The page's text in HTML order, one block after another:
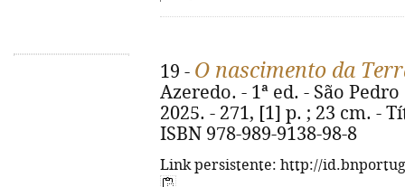
19 - O nascimento da
Azeredo. - 1ª ed. - São
2025. - 271, [1] p. ; 23 cm. -
ISBN 978-989-9138-98-8
Link persistente: http://